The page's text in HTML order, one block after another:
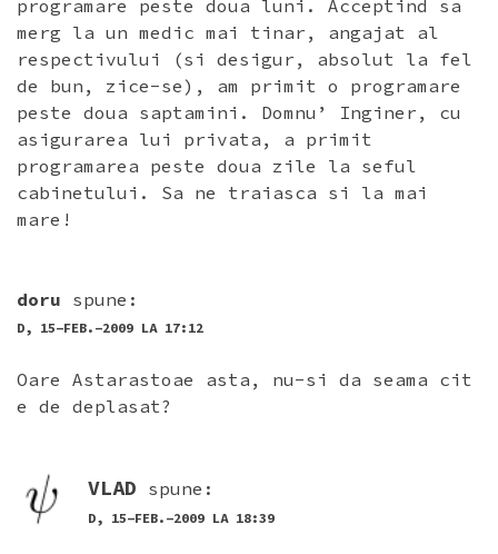
programare peste doua luni. Acceptind sa
merg la un medic mai tinar, angajat al
respectivului (si desigur, absolut la fel
de bun, zice-se), am primit o programare
peste doua saptamini. Domnu’ Inginer, cu
asigurarea lui privata, a primit
programarea peste doua zile la seful
cabinetului. Sa ne traiasca si la mai
mare!
doru spune:
D, 15-FEB.-2009 LA 17:12
Oare Astarastoae asta, nu-si da seama cit
e de deplasat?
VLAD spune:
D, 15-FEB.-2009 LA 18:39